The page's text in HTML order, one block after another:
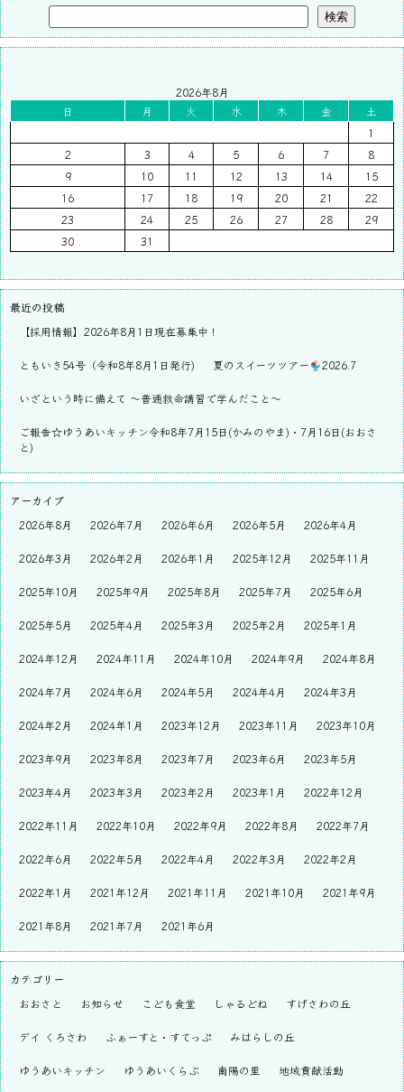
検索
2026年8月
日
月 火 水 木 金
土
1
2
3 4 5 6 7
8
9
10 11 12 13 14
15
16
17 18 19 20 21
22
23
24 25 26 27 28
29
30
31
最近の投稿
【採用情報】2026年8月1日現在募集中！
ともいき54号（令和8年8月1日発行) 夏のスイーツツアー 2026.7
いざという時に備えて ～普通救命講習で学んだこと～
ご報告☆ゆうあいキッチン令和8年7月15日(かみのやま)・7月16日(おおさ
と)
アーカイブ
2026年8月
2026年7月 2026年6月 2026年5月 2026年4月
2026年3月 2026年2月 2026年1月 2025年12月 2025年11月
2025年10月 2025年9月 2025年8月 2025年7月 2025年6月
2025年5月 2025年4月 2025年3月 2025年2月 2025年1月
2024年12月 2024年11月 2024年10月 2024年9月 2024年8月
2024年7月 2024年6月 2024年5月 2024年4月 2024年3月
2024年2月 2024年1月 2023年12月 2023年11月 2023年10月
2023年9月 2023年8月 2023年7月 2023年6月 2023年5月
2023年4月 2023年3月 2023年2月 2023年1月 2022年12月
2022年11月 2022年10月 2022年9月 2022年8月 2022年7月
2022年6月 2022年5月 2022年4月 2022年3月 2022年2月
2022年1月 2021年12月 2021年11月 2021年10月 2021年9月
2021年8月 2021年7月 2021年6月
カテゴリー
おおさと
お知らせ こども食堂 しゃるどね すげさわの丘
デイ くろさわ ふぁーすと・すてっぷ みはらしの丘
ゆうあいキッチン ゆうあいくらぶ 南陽の里 地域貢献活動